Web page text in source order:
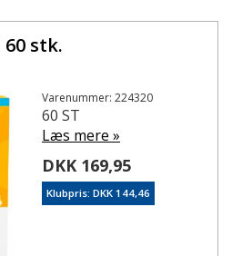
stk.
Varenummer: 224320
60 ST
Læs mere »
DKK 169,95
Klubpris: DKK 144,46